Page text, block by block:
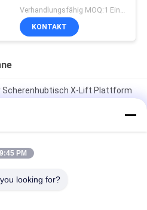
Erweiterungsplattform
Verhandlungsfähig MOQ:1 Einheit
KONTAKT
Scherenhubtisch X-Lift Plattform
mit motorisiertem
Meter mit rutschfester
9:45 PM
looking for?